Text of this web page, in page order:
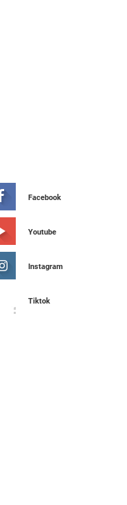
Facebook
Youtube
Instagram
Tiktok